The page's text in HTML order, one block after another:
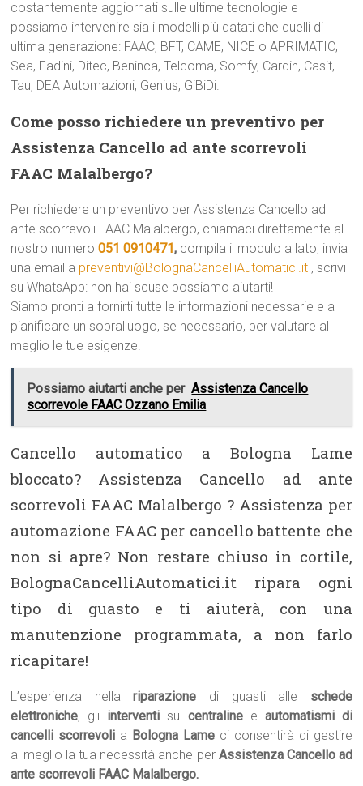
costantemente aggiornati sulle ultime tecnologie e
possiamo intervenire sia i modelli più datati che quelli di
ultima generazione: FAAC, BFT, CAME, NICE o APRIMATIC,
Sea, Fadini, Ditec, Beninca, Telcoma, Somfy, Cardin, Casit,
Tau, DEA Automazioni, Genius, GiBiDi.
Come posso richiedere un preventivo per
Assistenza Cancello ad ante scorrevoli
FAAC Malalbergo?
Per richiedere un preventivo per Assistenza Cancello ad
ante scorrevoli FAAC Malalbergo, chiamaci direttamente al
nostro numero051 0910471, compila il modulo a lato, invia
una email a preventivi@BolognaCancelliAutomatici.it , scrivi
su WhatsApp: non hai scuse possiamo aiutarti!
Siamo pronti a fornirti tutte le informazioni necessarie e a
pianificare un sopralluogo, se necessario, per valutare al
meglio le tue esigenze.
Possiamo aiutarti anche per Assistenza Cancello
scorrevole FAAC Ozzano Emilia
Cancello automatico a Bologna Lame
bloccato? Assistenza Cancello ad ante
scorrevoli FAAC Malalbergo ? Assistenza per
automazione FAAC per cancello battente che
non si apre? Non restare chiuso in cortile,
BolognaCancelliAutomatici.it ripara ogni
tipo di guasto e ti aiuterà, con una
manutenzione programmata, a non farlo
ricapitare!
L’esperienza nellariparazione di guasti alle schede
elettroniche, gli interventi su centralinee automatismi di
cancelli scorrevoli a Bologna Lame ci consentirà di gestire
al meglio la tua necessità anche per Assistenza Cancello ad
ante scorrevoli FAAC Malalbergo.